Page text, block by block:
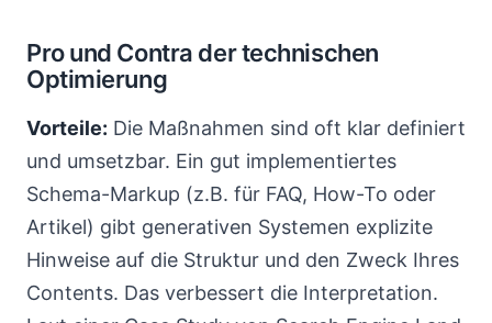
Pro und Contra der technischen
Optimierung
Vorteile: Die Maßnahmen sind oft klar definiert
und umsetzbar. Ein gut implementiertes
Schema-Markup (z.B. für FAQ, How-To oder
Artikel) gibt generativen Systemen explizite
Hinweise auf die Struktur und den Zweck Ihres
Contents. Das verbessert die Interpretation.